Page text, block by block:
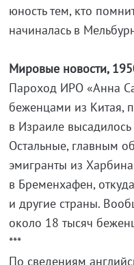
юность тем, кто
начиналась в
Мировые новости,
Пароход ИРО «Анна
беженцами из Китая,
в Израиле
Остальные, главным
эмигранты из
в Бременхафен,
и другие страны.
около 18 тысяч
***
По сведениям